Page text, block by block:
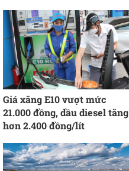
Giá xăng E10 vượt mức
21.000 đồng, dầu diesel tăng
hơn 2.400 đồng/lít